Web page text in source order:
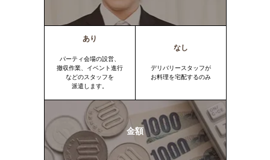
あり
パーティ会場の設営、
撤収作業、イベント進行
などのスタッフを
派遣します。
なし
デリバリースタッフが
お料理を宅配するのみ
金額